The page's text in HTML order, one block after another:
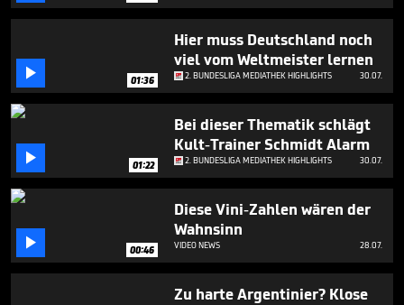
seconds
 01:36
Hier muss Deutschland noch
viel vom Weltmeister lernen
2. BUNDESLIGA MEDIATHEK HIGHLIGHTS 30.07.
 01:22
Bei dieser Thematik schlägt
Kult-Trainer Schmidt Alarm
2. BUNDESLIGA MEDIATHEK HIGHLIGHTS 30.07.
 00:46
Diese Vini-Zahlen wären der
Wahnsinn
VIDEO NEWS 28.07.
Zu harte Argentinier? Klose